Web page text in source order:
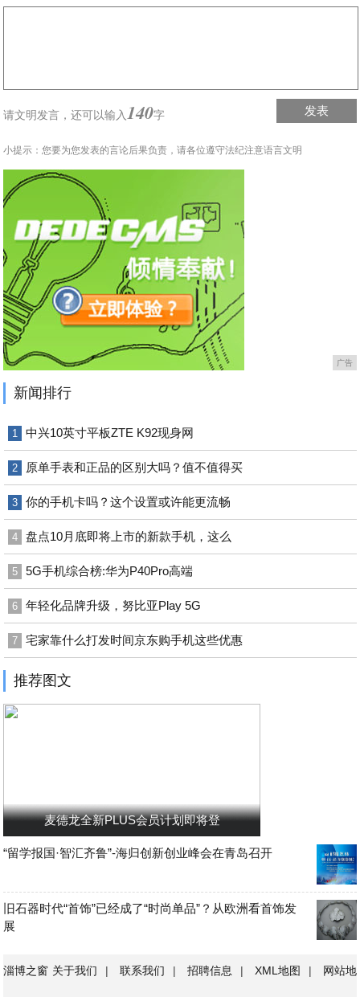
请文明发言，还可以输入 140字 发表
小提示：您要为您发表的言论后果负责，请各位遵守法纪注意语言文明
广告
新闻排行
1 中兴10英寸平板ZTE K92现身网
2 原单手表和正品的区别大吗？值不值得买
3 你的手机卡吗？这个设置或许能更流畅
4 盘点10月底即将上市的新款手机，这么
5 5G手机综合榜:华为P40Pro高端
6 年轻化品牌升级，努比亚Play 5G
7 宅家靠什么打发时间京东购手机这些优惠
推荐图文
麦德龙全新PLUS会员计划即将登
“留学报国·智汇齐鲁”-海归创新创业峰会在青岛召开
旧石器时代“首饰”已经成了“时尚单品”？从欧洲看首饰发
展
淄博之窗 关于我们 | 联系我们 | 招聘信息 | XML地图 | 网站地